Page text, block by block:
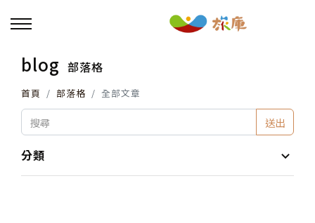
回主選單
活動報名
小旅行及主題導覽
blog 部落格
首頁 部落格 全部文章
送出
分類